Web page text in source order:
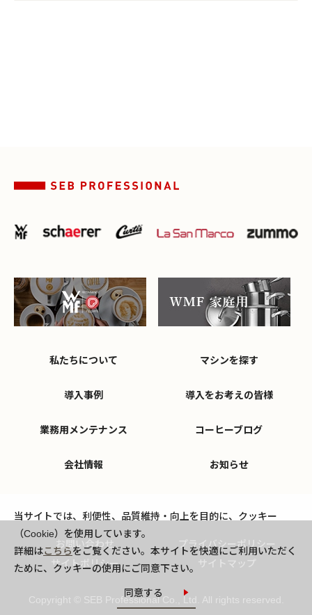
当サイトでは、利便性、品質維持・向上を目的に、クッキー
（Cookie）を使用しています。
詳細はこちらをご覧ください。本サイトを快適にご利用いただく
ために、クッキーの使用にご同意下さい。
同意する
私たちについて マシンを探す
導入事例 導入をお考えの皆様
業務用メンテナンス コーヒーブログ
会社情報 お知らせ
お問い合わせ
プライバシーポリシー
サイトポリシー
サイトマップ
Copyright © SEB Professional Co., Ltd. All rights reserved.